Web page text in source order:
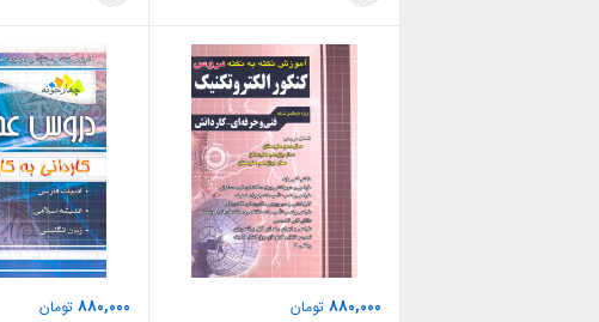
880,000 تومان
880,000 تومان